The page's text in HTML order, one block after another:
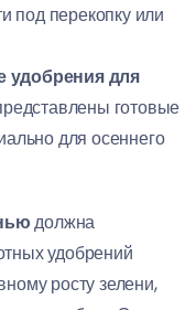
под перекопку или
удобрения для
готовые
для осеннего
должна
удобрений
росту зелени,